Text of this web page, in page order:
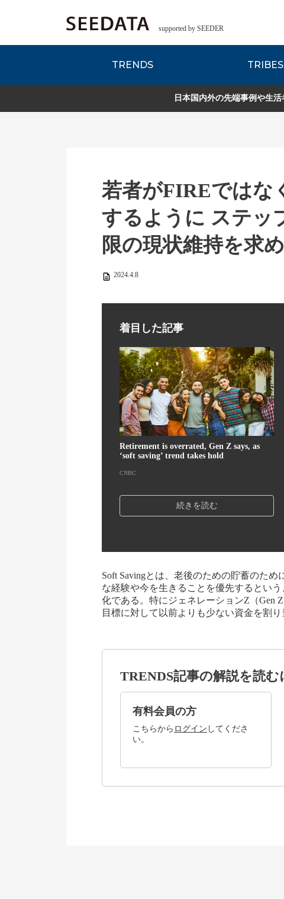
supported by SEEDER
TRENDS TRIBES
EDITORIAL REPORT Zsレポート
各種データのご紹介
日本国内外の先端事例や生
若者がFIREではな
するように ステッ
限の現状維持を求
2024.4.8
着目した記事
Retirement is overrated, Gen Z says, as
‘soft saving’ trend takes hold
CNBC
続きを読む
Soft Savingとは、老後のための貯蓄のた
な経験や今を生きることを優先するとい
化である。特にジェネレーションZ（Gen
目標に対して以前よりも少ない資金を割
TRENDS記事の解説を読む
有料会員の方
こちらから ログイン してくださ
い。